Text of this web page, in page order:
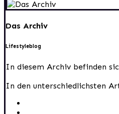
Das Archiv
Lifestyleblog
In diesem Archiv befinden
In den unterschiedlichsten